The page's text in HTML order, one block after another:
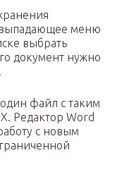
выпадающее меню
выбрать
документ нужно
один файл с таким
Редактор Word
с новым